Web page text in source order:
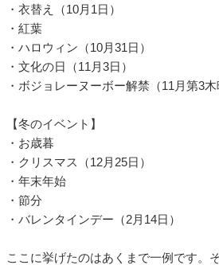
・衣替え（10月1日）
・紅葉
・ハロウィン（10月31日）
・文化の日（11月3日）
・ボジョレーヌーボー解禁（11月第3木
【冬のイベント】
・お歳暮
・クリスマス（12月25日）
・年末年始
・節分
・バレンタインデー（2月14日）
ここに挙げたのはあくまで一例です。